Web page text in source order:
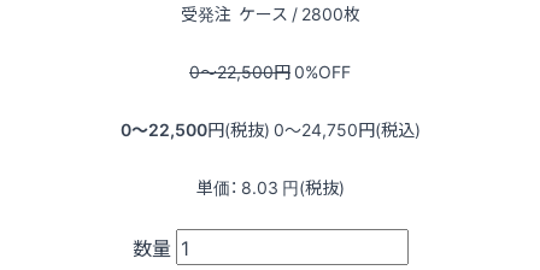
受発注 ケース / 2800枚
0〜22,500円0%OFF
0〜22,500円(税抜) 0〜24,750円(税込)
単価： 8.03 円(税抜)
数量